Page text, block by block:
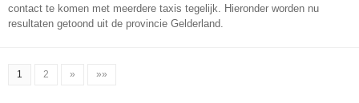
contact te komen met meerdere taxis tegelijk. Hieronder worden nu
resultaten getoond uit de provincie Gelderland.
1 2 » »»